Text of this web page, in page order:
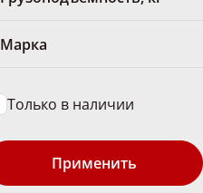
Марка
Только в наличии
Применить